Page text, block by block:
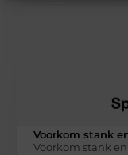
Voorkom stank
Voorkom stank